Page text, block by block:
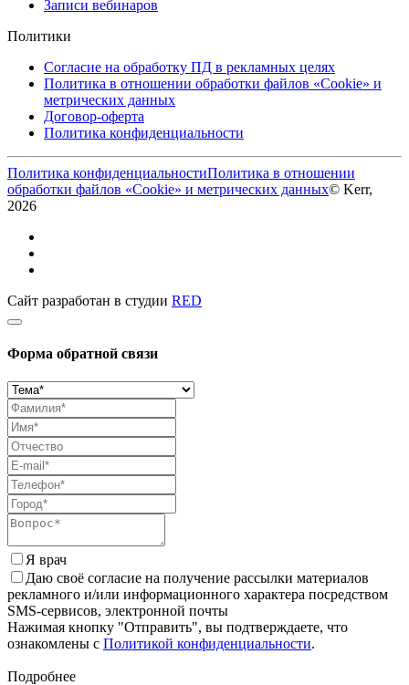
Записи вебинаров
Политики
Согласие на обработку ПД в рекламных целях
Политика в отношении обработки файлов «Cookie» и
метрических данных
Договор-оферта
Политика конфиденциальности
Политика конфиденциальностиПолитика в отношении
обработки файлов «Cookie» и метрических данных© Kerr,
2026
Сайт разработан в студии RED
Форма обратной связи
Я врач
Даю своё согласие на получение рассылки материалов
рекламного и/или информационного характера посредством
SMS-сервисов, электронной почты
Нажимая кнопку "Отправить", вы подтверждаете, что
ознакомлены с Политикой конфиденциальности.
Подробнее